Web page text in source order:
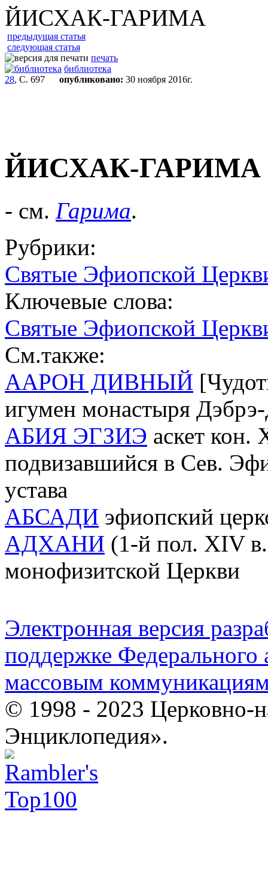
ЙИСХАК-ГАРИМА
предыдущая статья
следующая статья
печать
библиотека
28, С. 697 опубликовано: 30 ноября 2016г.
ЙИСХАК-ГАРИМА
- см. Гарима.
Рубрики:
Святые Эфиопской
Ключевые слова:
Святые Эфиопской
См.также:
ААРОН ДИВНЫЙ
игумен монастыря
АБИЯ ЭГЗИЭ аскет
подвизавшийся в Сев.
устава
АБСАДИ эфиопский
АДХАНИ (1-й пол. XIV
монофизитской Церкви
Электронная версия
поддержке Федерального
массовым
© 1998 - 2023 Церковно-
Энциклопедия».